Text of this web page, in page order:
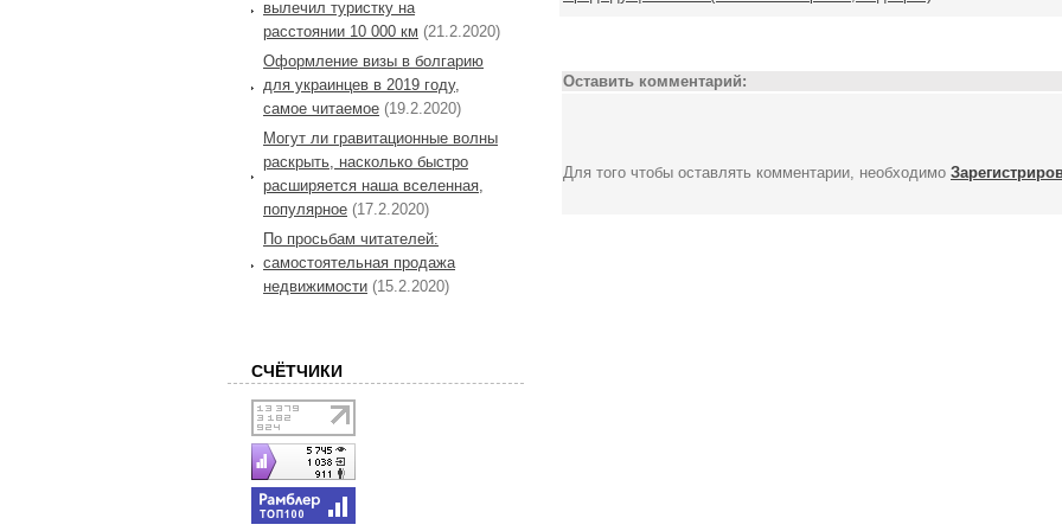
Оставить комментарий:
Для того чтобы оставлять комментарии, необходимо
вылечил туристку на
расстоянии 10 000 км (21.2.2020)
Оформление визы в болгарию
для украинцев в 2019 году,
самое читаемое (19.2.2020)
Могут ли гравитационные волны
раскрыть, насколько быстро
расширяется наша вселенная,
популярное (17.2.2020)
По просьбам читателей:
самостоятельная продажа
недвижимости (15.2.2020)
СЧЁТЧИКИ